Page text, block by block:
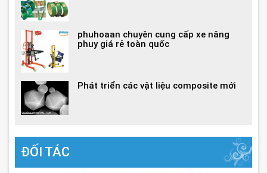
phuhoaan chuyên cung cấp xe nâng
phuy giá rẻ toàn quốc
Phát triển các vật liệu composite mới
ĐỐI TÁC